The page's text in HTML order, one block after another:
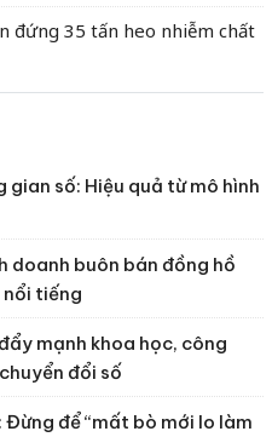
đứng 35 tấn heo nhiễm chất
số: Hiệu quả từ mô hình
doanh buôn bán đồng hồ
nổi tiếng
mạnh khoa học, công
đổi số
để “mất bò mới lo làm